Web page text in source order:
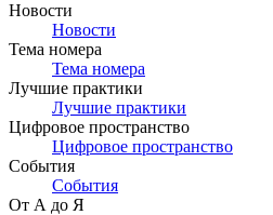
Новости
Новости
Тема номера
Тема номера
Лучшие практики
Лучшие практики
Цифровое пространство
Цифровое пространство
События
События
От А до Я